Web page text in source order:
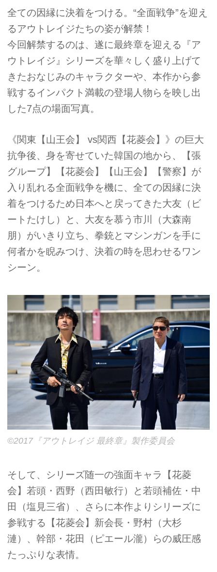
全ての因縁に決着をつける。“全面戦争”を迎え
るアウトレイジたちの姿が解禁！
今回解禁するのは、遂に最終章を迎える『ア
ウトレイジ』シリーズを華々しく盛り上げて
きたおなじみのキャラクターや、本作から参
戦するインパクト満載の登場人物らを映し出
した7点の場面写真。
《関東【山王会】 vs関西【花菱会】》の巨大
抗争後、身を寄せていた韓国の地から、【張
グループ】【花菱会】【山王会】【警察】が
入り乱れる全面戦争を機に、全ての因縁に決
着をつけるため日本へと戻ってきた大友（ビ
ートたけし）と、大友を慕う市川（大森南
朋）がいきり立ち、拳銃とマシンガンを手に
何者かを睨みつけ、決着の時を思わせるワン
シーン。
©2017『アウトレイジ 最終章』製作委員会
そして、シリーズ随一の強面キャラ【花菱
会】若頭・西野（西田敏行）と若頭補佐・中
田（塩見三省）、さらに本作よりシリーズに
参戦する【花菱会】新会長・野村（大杉
漣）、幹部・花田（ピエール瀧）らの威圧感
たっぷりな表情。